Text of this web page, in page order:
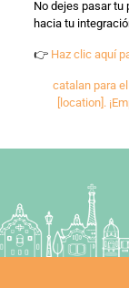
No dejes pasar tu
hacia tu
👉 Haz clic aquí
catalan para
[location].